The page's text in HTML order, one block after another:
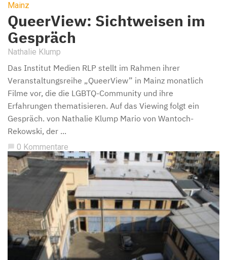
Mainz
QueerView: Sichtweisen im
Gespräch
Nathalie Klump
Das Institut Medien RLP stellt im Rahmen ihrer
Veranstaltungsreihe „QueerView” in Mainz monatlich
Filme vor, die die LGBTQ-Community und ihre
Erfahrungen thematisieren. Auf das Viewing folgt ein
Gespräch. von Nathalie Klump Mario von Wantoch-
Rekowski, der ...
chat_bubble 0 Kommentare